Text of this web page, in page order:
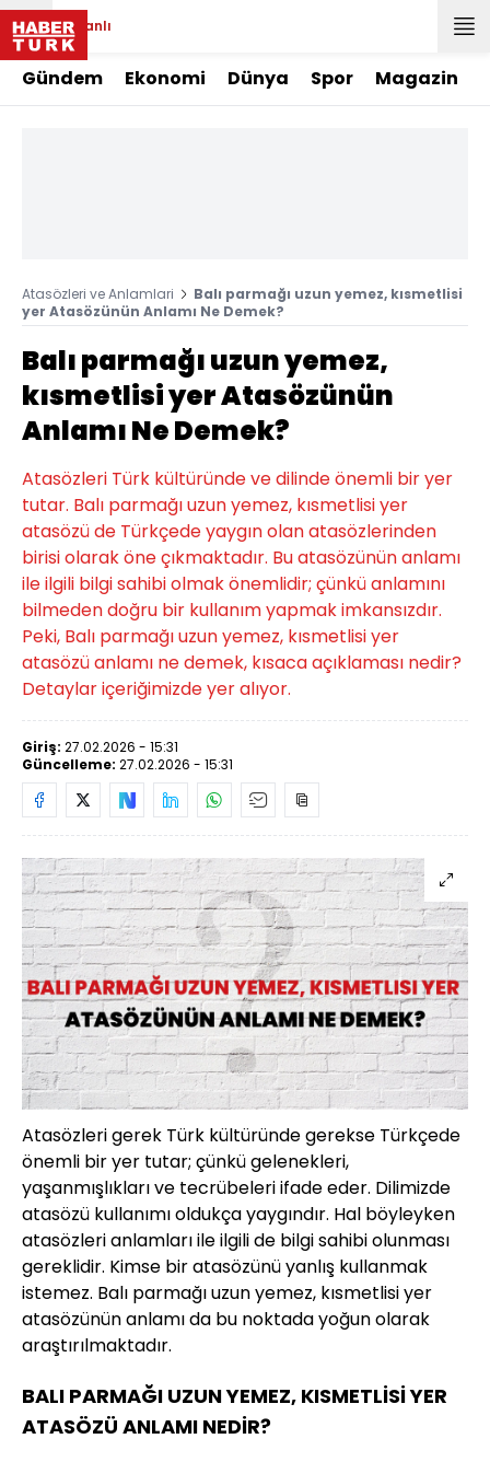
Canlı
Gündem Ekonomi Dünya Spor Magazin
Atasözleri ve Anlamlari
Balı parmağı uzun yemez, kısmetlisi
yer Atasözünün Anlamı Ne Demek?
Balı parmağı uzun yemez,
kısmetlisi yer Atasözünün
Anlamı Ne Demek?
Atasözleri Türk kültüründe ve dilinde önemli bir yer
tutar. Balı parmağı uzun yemez, kısmetlisi yer
atasözü de Türkçede yaygın olan atasözlerinden
birisi olarak öne çıkmaktadır. Bu atasözünün anlamı
ile ilgili bilgi sahibi olmak önemlidir; çünkü anlamını
bilmeden doğru bir kullanım yapmak imkansızdır.
Peki, Balı parmağı uzun yemez, kısmetlisi yer
atasözü anlamı ne demek, kısaca açıklaması nedir?
Detaylar içeriğimizde yer alıyor.
Giriş: 27.02.2026 - 15:31
Güncelleme: 27.02.2026 - 15:31
Atasözleri gerek Türk kültüründe gerekse Türkçede
önemli bir yer tutar; çünkü gelenekleri,
yaşanmışlıkları ve tecrübeleri ifade eder. Dilimizde
atasözü kullanımı oldukça yaygındır. Hal böyleyken
atasözleri anlamları ile ilgili de bilgi sahibi olunması
gereklidir. Kimse bir atasözünü yanlış kullanmak
istemez. Balı parmağı uzun yemez, kısmetlisi yer
atasözünün anlamı da bu noktada yoğun olarak
araştırılmaktadır.
BALI PARMAĞI UZUN YEMEZ, KISMETLİSİ YER
ATASÖZÜ ANLAMI NEDİR?